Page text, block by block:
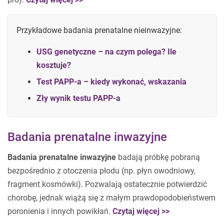
Przykładowe badania prenatalne nieinwazyjne:
USG genetyczne – na czym polega? Ile
kosztuje?
Test PAPP-a – kiedy wykonać, wskazania
Zły wynik testu PAPP-a
Badania prenatalne inwazyjne
Badania prenatalne inwazyjne badają próbkę pobraną
bezpośrednio z otoczenia płodu (np. płyn owodniowy,
fragment kosmówki). Pozwalają ostatecznie potwierdzić
chorobę, jednak wiążą się z małym prawdopodobieństwem
poronienia i innych powikłań. Czytaj więcej >>